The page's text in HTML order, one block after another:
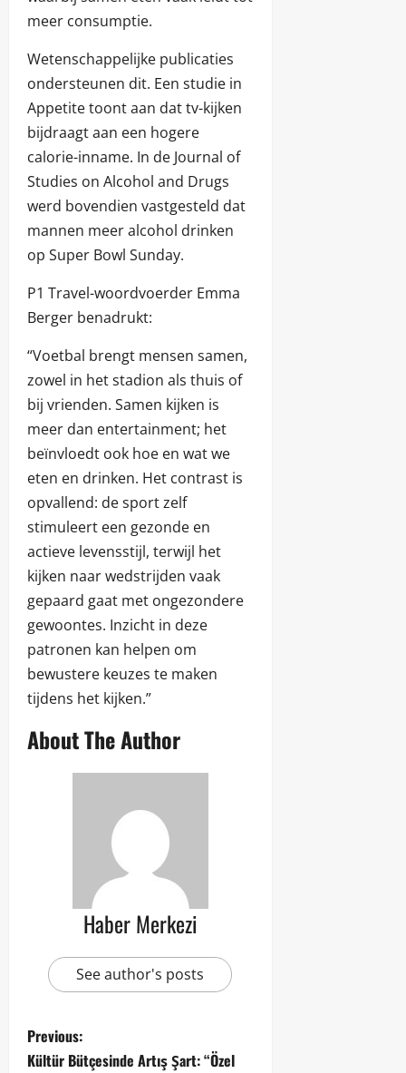
meer consumptie.
Wetenschappelijke publicaties
ondersteunen dit. Een studie in
Appetite toont aan dat tv-kijken
bijdraagt aan een hogere
calorie-inname. In de Journal of
Studies on Alcohol and Drugs
werd bovendien vastgesteld dat
mannen meer alcohol drinken
op Super Bowl Sunday.
P1 Travel-woordvoerder Emma
Berger benadrukt:
“Voetbal brengt mensen samen,
zowel in het stadion als thuis of
bij vrienden. Samen kijken is
meer dan entertainment; het
beïnvloedt ook hoe en wat we
eten en drinken. Het contrast is
opvallend: de sport zelf
stimuleert een gezonde en
actieve levensstijl, terwijl het
kijken naar wedstrijden vaak
gepaard gaat met ongezondere
gewoontes. Inzicht in deze
patronen kan helpen om
bewustere keuzes te maken
tijdens het kijken.”
About The Author
Haber Merkezi
See author's posts
Previous:
Kültür Bütçesinde Artış Şart: “Özel